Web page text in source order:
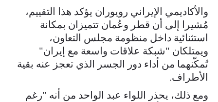
والأكاديمي الإيراني رويوران يؤكد هذا التقييم،
مُشيرا إلى أن قطر وعُمان تتميزان بمكانة
استثنائية داخل منظومة مجلس التعاون،
ويمتلكان "شبكة علاقات واسعة مع إيران"
تُمكّنهما من أداء دور الجسر الذي تعجز عنه بقية
الأطراف.
ومع ذلك، يحذر اللواء عبد الواحد من أنه "رغم